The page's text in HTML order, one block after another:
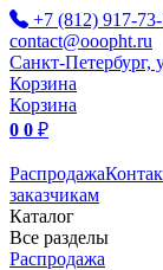
+7 (812) 917-
contact@ooopht.ru
Санкт-Петербург,
Корзина
Корзина
0 0 ₽
Распродажа
заказчикам
Каталог
Все разделы
Распродажа